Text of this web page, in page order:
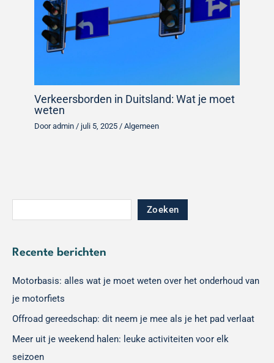
Verkeersborden in Duitsland: Wat je moet
weten
Door admin / juli 5, 2025 /Algemeen
Zoeken
Recente berichten
Motorbasis: alles wat je moet weten over het onderhoud van
je motorfiets
Offroad gereedschap: dit neem je mee als je het pad verlaat
Meer uit je weekend halen: leuke activiteiten voor elk
seizoen